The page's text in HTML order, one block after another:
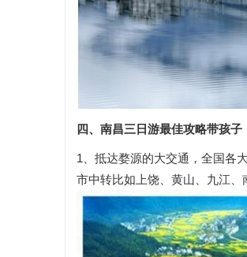
四、南昌三日游最佳攻略带孩
1、抵达婺源的大交通，全国各
市中转比如上饶、黄山、九江、